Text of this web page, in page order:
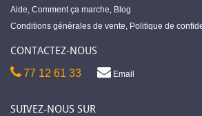
Aide, Comment ça marche, Blog
Conditions générales de vente, Politique de
CONTACTEZ-NOUS
77 12 61 33 Email
SUIVEZ-NOUS SUR